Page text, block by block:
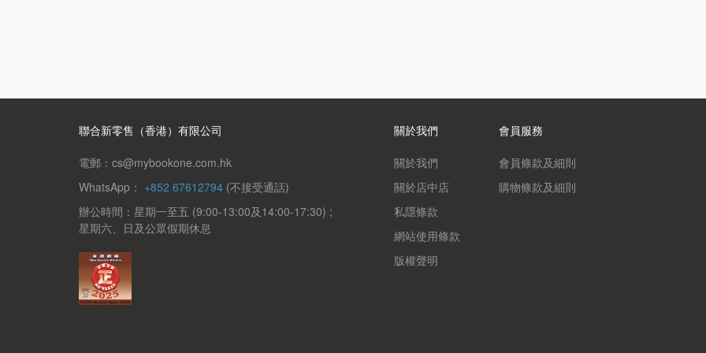
聯合新零售（香港）有限公司
電郵：cs@mybookone.com.hk
WhatsApp： +852 67612794 (不接受通話)
辦公時間：星期一至五 (9:00-13:00及14:00-17:30) ;
星期六、日及公眾假期休息
關於我們
關於我們
關於店中店
私隱條款
網站使用條款
版權聲明
會員服務
會員條款及細則
購物條款及細則